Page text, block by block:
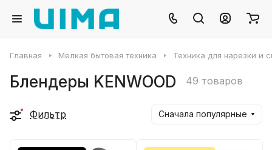
Главная Мелкая бытовая техника Техника для нарезки и
Блендеры KENWOOD 49 товаров
Фильтр Сначала популярные